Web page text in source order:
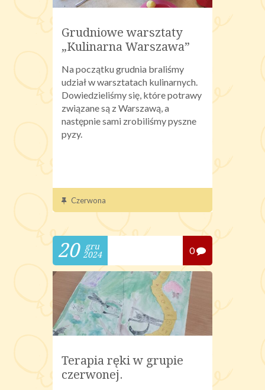
Grudniowe warsztaty
„Kulinarna Warszawa”
Na początku grudnia braliśmy
udział w warsztatach kulinarnych.
Dowiedzieliśmy się, które potrawy
związane są z Warszawą, a
następnie sami zrobiliśmy pyszne
pyzy.
Czerwona
20
gru
2024
0
Terapia ręki w grupie
czerwonej.